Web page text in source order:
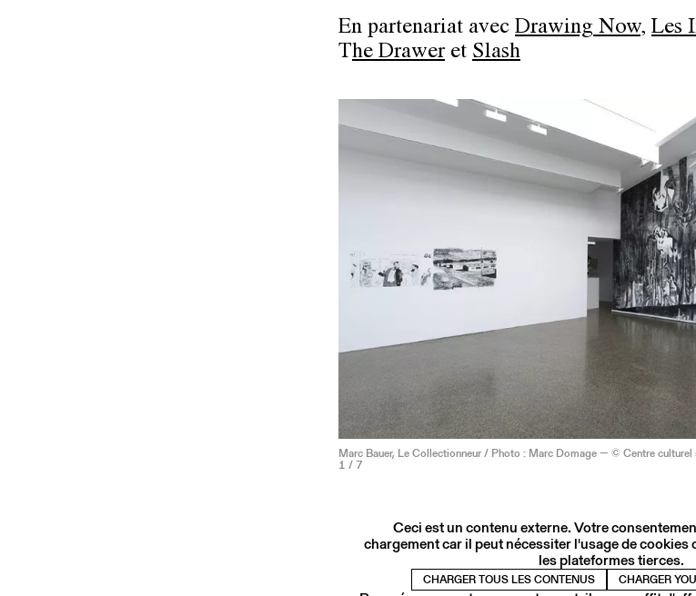
En partenariat avec Drawing Now, Les
The Drawer et Slash
Marc Bauer, Le Collectionneur / Photo : Marc Domage — © Centre culturel
1 / 7
Ceci est un contenu externe. Votre
chargement car il peut nécessiter l'usage de
les plateformes tierces.
CHARGER TOUS LES CONTENUS CHARGER